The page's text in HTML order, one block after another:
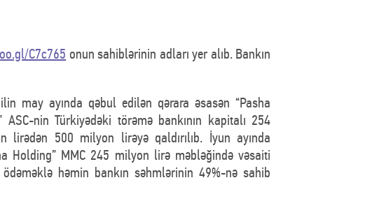
C7c765 onun sahiblərinin adları yer alıb. Bankın
may ayında qəbul edilən qərara əsasən “Pasha
ASC-nin Türkiyədəki törəmə bankının kapitalı 254
lirədən 500 milyon lirəyə qaldırılıb. İyun ayında
Holding” MMC 245 milyon lirə məbləğində vəsaiti
həmin bankın səhmlərinin 49%-nə sahib